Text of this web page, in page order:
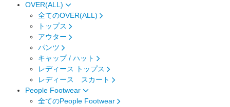
OVER(ALL)
全てのOVER(ALL)
トップス
アウター
パンツ
キャップ / ハット
レディース トップス
レディース スカート
People Footwear
全てのPeople Footwear